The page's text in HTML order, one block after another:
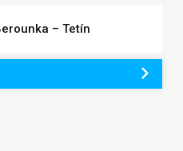
– Tetín